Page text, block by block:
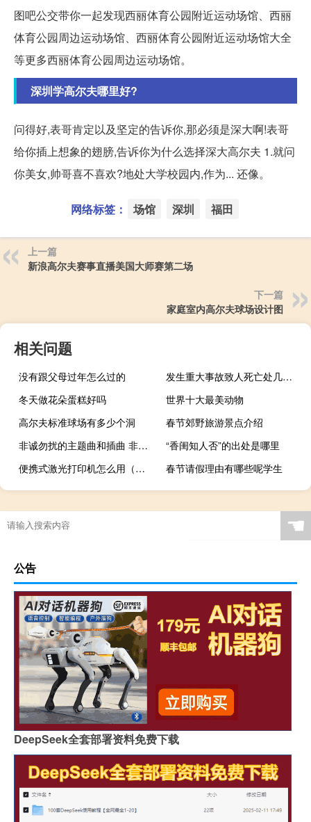
图吧公交带你一起发现西丽体育公园附近运动场馆、西丽
体育公园周边运动场馆、西丽体育公园附近运动场馆大全
等更多西丽体育公园周边运动场馆。
深圳学高尔夫哪里好?
问得好,表哥肯定以及坚定的告诉你,那必须是深大啊!表哥
给你插上想象的翅膀,告诉你为什么选择深大高尔夫 1.就问
你美女,帅哥喜不喜欢?地处大学校园内,作为... 还像。
网络标签： 场馆 深圳 福田
上一篇
新浪高尔夫赛事直播美国大师赛第二场
下一篇
家庭室内高尔夫球场设计图
相关问题
没有跟父母过年怎么过的
发生重大事故致人死亡处几年以上
冬天做花朵蛋糕好吗
世界十大最美动物
高尔夫标准球场有多少个洞
春节郊野旅游景点介绍
非诚勿扰的主题曲和插曲 非诚勿扰主题曲是什么
“香闺知人否”的出处是哪里
便携式激光打印机怎么用（便携式激光打印机）
春节请假理由有哪些呢学生
☚
公告
DeepSeek全套部署资料免费下载